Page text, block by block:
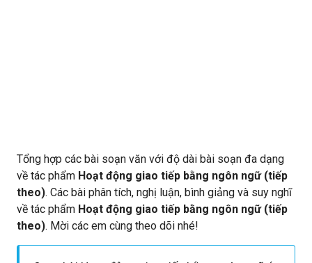
Tổng hợp các bài soạn văn với độ dài bài soạn đa dạng
về tác phẩm Hoạt động giao tiếp bằng ngôn ngữ (tiếp
theo). Các bài phân tích, nghị luận, bình giảng và suy nghĩ
về tác phẩm Hoạt động giao tiếp bằng ngôn ngữ (tiếp
theo). Mời các em cùng theo dõi nhé!